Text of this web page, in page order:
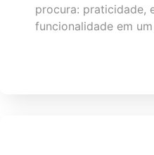
procura: praticidade,
funcionalidade em